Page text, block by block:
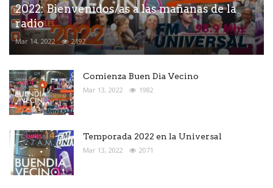
2022: Bienvenidos/as a las mañanas de la
radio
Mar 14, 2022 2192
Comienza Buen Dìa Vecino
Mar 13, 2022 1982
Temporada 2022 en la Universal
Mar 13, 2022 2071